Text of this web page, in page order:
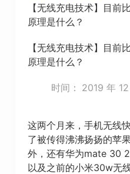
【无线充电技术】目前
原理是什么？
【无线充电技术】目前
原理是什么？
时间： 2019 年
这两个月来，手机无线
了被传得沸沸扬扬的苹
外，还有华为mate 30
以及之前的小米30w无